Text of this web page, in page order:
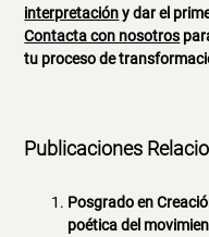
interpretacióny dar el
Contacta con nosotros
tu proceso de
Publicaciones
Posgrado en
poética del